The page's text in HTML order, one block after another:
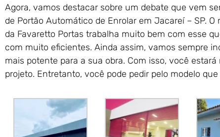
Agora, vamos destacar sobre um debate que vem
de Portão Automático de Enrolar em Jacareí – SP.
da Favaretto Portas trabalha muito bem com esse
com muito eficientes. Ainda assim, vamos sempre
mais potente para a sua obra. Com isso, você
projeto. Entretanto, você pode pedir pelo modelo que